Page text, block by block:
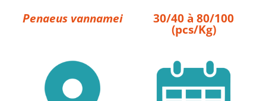
Penaeus vannamei 30/40 à 80/100
(pcs/Kg)